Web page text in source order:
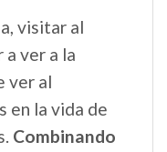
visitar al
a ver a la
ver al
en la vida de
Combinando